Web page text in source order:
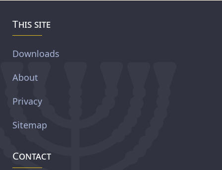
This site
Downloads
About
Privacy
Sitemap
Contact